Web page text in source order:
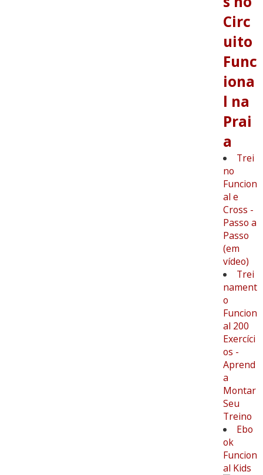
Circ
uito
Func
iona
l na
Prai
a
Trei
no
Funcion
al e
Cross -
Passo a
Passo
(em
vídeo)
Trei
nament
o
Funcion
al 200
Exercíci
os -
Aprend
a
Montar
Seu
Treino
Ebo
ok
Funcion
al Kids